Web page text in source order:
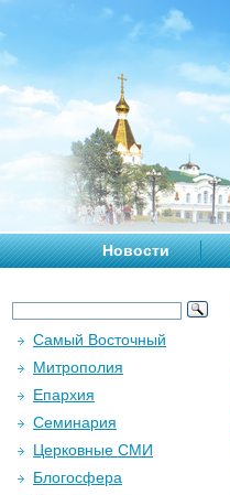
Новости
Самый Восточный
Митрополия
Епархия
Семинария
Церковные СМИ
Блогосфера